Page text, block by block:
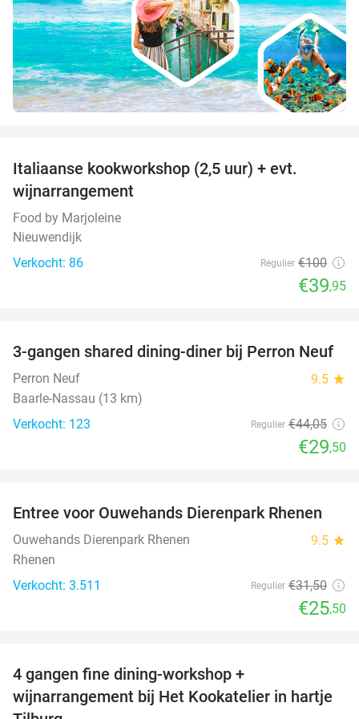
Italiaanse kookworkshop (2,5 uur) + evt.
wijnarrangement
Food by Marjoleine
Nieuwendijk
Verkocht: 86
Regulier €100
€39,95
33%
3-gangen shared dining-diner bij Perron Neuf
Perron Neuf 9.5 star
Baarle-Nassau (13 km)
Verkocht: 123
Regulier €44,05
€29,50
19%
Entree voor Ouwehands Dierenpark Rhenen
Ouwehands Dierenpark Rhenen 9.5 star
Rhenen
Verkocht: 3.511
Regulier €31,50
€25,50
4 gangen fine dining-workshop +
wijnarrangement bij Het Kookatelier in hartje